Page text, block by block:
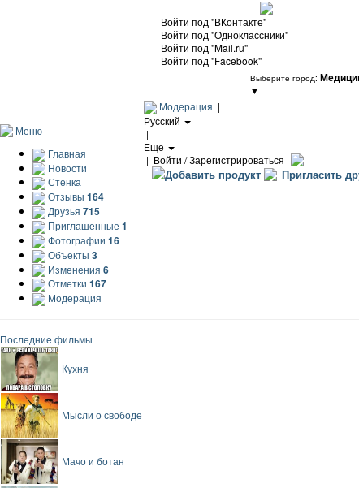
Войти под "ВКонтакте"
Войти под "Одноклассники"
Войти под "Mail.ru"
Войти под "Facebook"
Выберите город:
▼
Модерация |
Русский
|
Еще
| Войти / Зарегистрироваться
Добавить продукт Пригласить
Меню
Главная
Новости
Стенка
Отзывы 164
Друзья 715
Приглашенные 1
Фотографии 16
Объекты 3
Изменения 6
Отметки 167
Модерация
Последние фильмы
Кухня
Мысли о свободе
Мачо и ботан